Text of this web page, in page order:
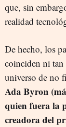
que, sin
realidad
De hecho, los
coinciden ni
universo de no
Ada Byron
quien fuera la
creadora del